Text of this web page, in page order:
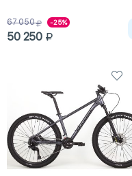
67 050 -25%
50 250